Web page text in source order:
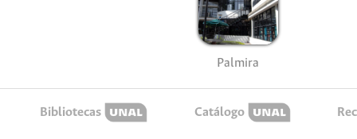
Palmira
Bibliotecas Catálogo